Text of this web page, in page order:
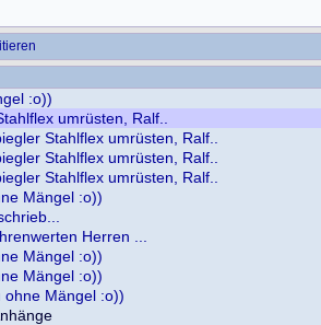
:o))
umrüsten, Ralf..
Stahlflex umrüsten, Ralf..
Stahlflex umrüsten, Ralf..
Stahlflex umrüsten, Ralf..
Mängel :o))
Herren ...
Mängel :o))
Mängel :o))
ohne Mängel :o))